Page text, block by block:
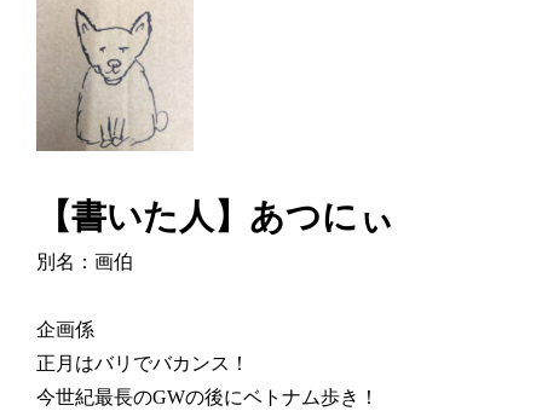
【書いた人】あつにぃ
別名：画伯
企画係
正月はバリでバカンス！
今世紀最長のGWの後にベトナム歩き！